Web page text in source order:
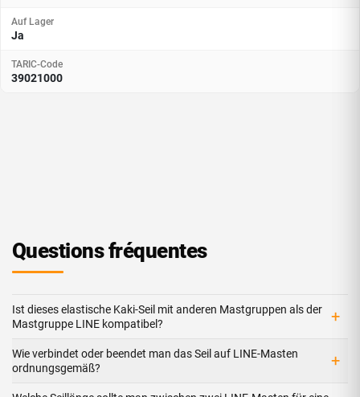
Auf Lager
Ja
TARIC-Code
39021000
Questions fréquentes
Ist dieses elastische Kaki-Seil mit anderen Mastgruppen als der
Mastgruppe LINE kompatibel?
+
Wie verbindet oder beendet man das Seil auf LINE-Masten
ordnungsgemäß?
+